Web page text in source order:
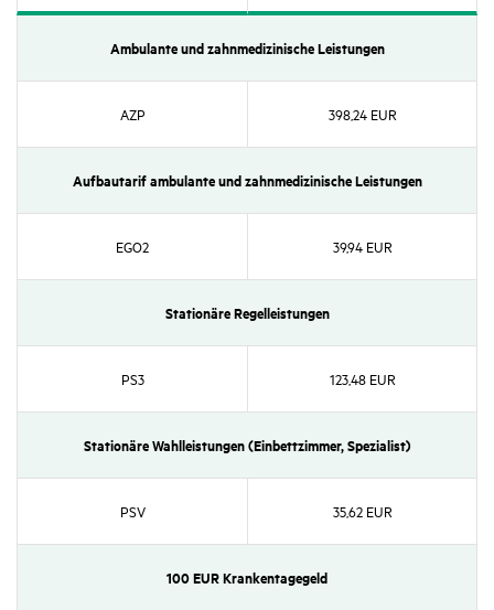
Ambu­lante und zahn­me­di­zi­ni­sche Leis­tungen
AZP 398,24 EUR
Aufbau­tarif ambu­lante und zahn­me­di­zi­ni­sche Leis­tungen
EGO2 39,94 EUR
Statio­näre Regel­leis­tungen
PS3 123,48 EUR
Statio­näre Wahl­leis­tungen (Einbett­zimmer, Spezia­list)
PSV 35,62 EUR
100 EUR Kran­ken­ta­ge­geld